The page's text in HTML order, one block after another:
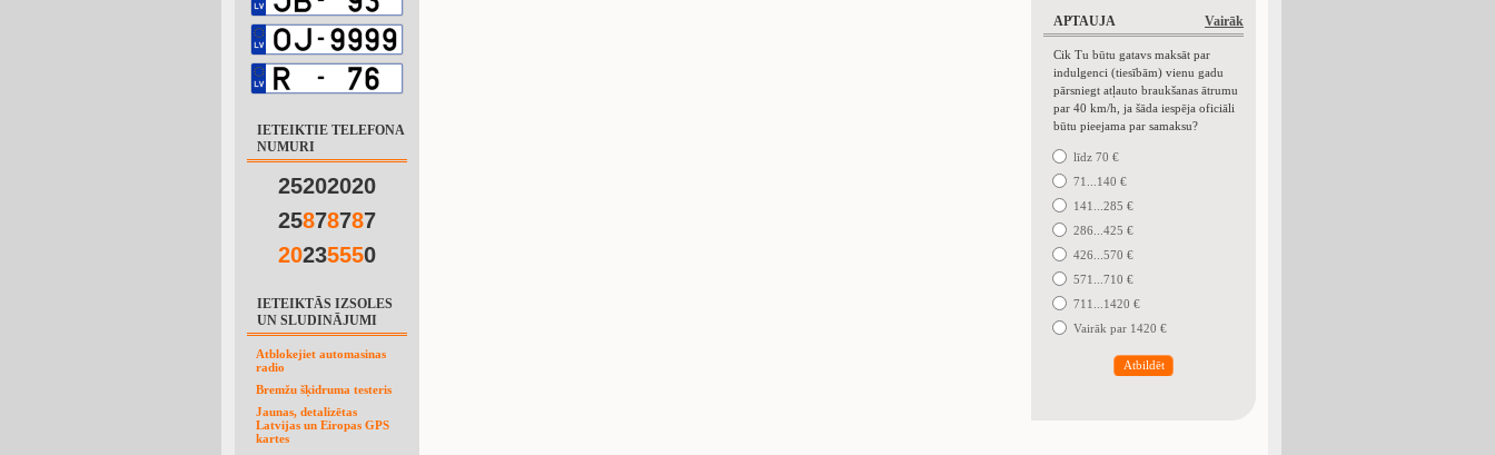
IETEIKTIE TELEFONA
NUMURI
25202020
25878787
20235550
IETEIKTĀS IZSOLES
UN SLUDINĀJUMI
Atblokejiet automasinas
radio
Bremžu šķidruma testeris
Jaunas, detalizētas
Latvijas un Eiropas GPS
kartes
Vairāk
APTAUJA
Cik Tu būtu gatavs maksāt par
indulgenci (tiesībām) vienu gadu
pārsniegt atļauto braukšanas ātrumu
par 40 km/h, ja šāda iespēja oficiāli
būtu pieejama par samaksu?
līdz 70 €
71...140 €
141...285 €
286...425 €
426...570 €
571...710 €
711...1420 €
Vairāk par 1420 €
Atbildēt